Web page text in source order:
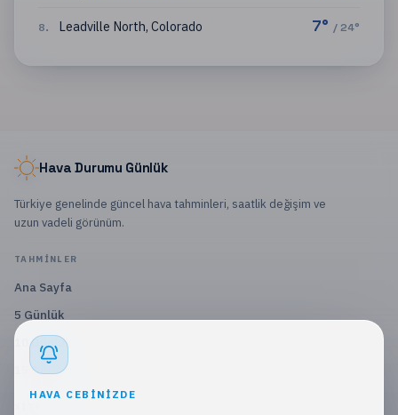
8. Leadville North, Colorado 7° /24°
Hava Durumu Günlük
Türkiye genelinde güncel hava tahminleri, saatlik değişim ve
uzun vadeli görünüm.
TAHMINLER
Ana Sayfa
5 Günlük
10 Günlük
15 Günlük
HAVA CEBINIZDE